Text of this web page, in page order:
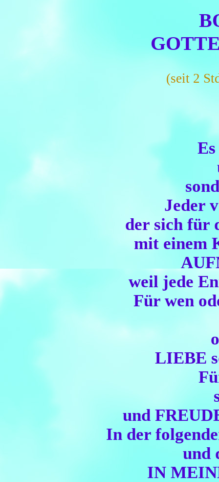
(seit 2
Jeder
der sich für
mit einem
weil jede
Für wen
LIEBE
und
In der
und
IN